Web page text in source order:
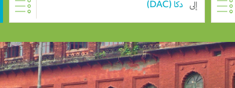
إلى